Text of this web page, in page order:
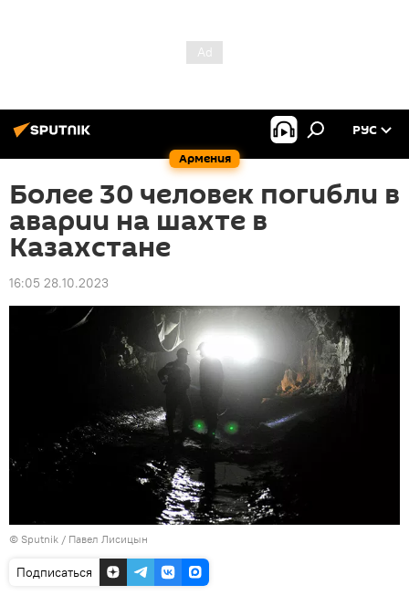
Армения
РУС
Более 30 человек погибли в
аварии на шахте в
Казахстане
16:05 28.10.2023
© Sputnik / Павел Лисицын
Подписаться